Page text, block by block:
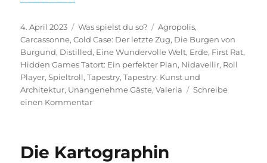
Veröffentlicht
am
4. April 2023 Kategorien
Was spielst du so? Schlagwörter
Agropolis,
Carcassonne,Cold Case: Der letzte Zug, Die Burgen von
Burgund, Distilled, Eine Wundervolle Welt, Erde, First Rat,
Hidden Games Tatort: Ein perfekter Plan, Nidavellir, Roll
Player,Spieltroll,Tapestry,Tapestry: Kunst und
Architektur, Unangenehme Gäste,Valeria
Schreibe
einen Kommentarzu
so?
Die Kartographin